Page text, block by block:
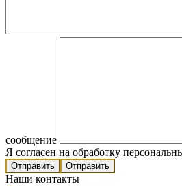
сообщение
Я согласен на обработку
Отправить
Наши контакты